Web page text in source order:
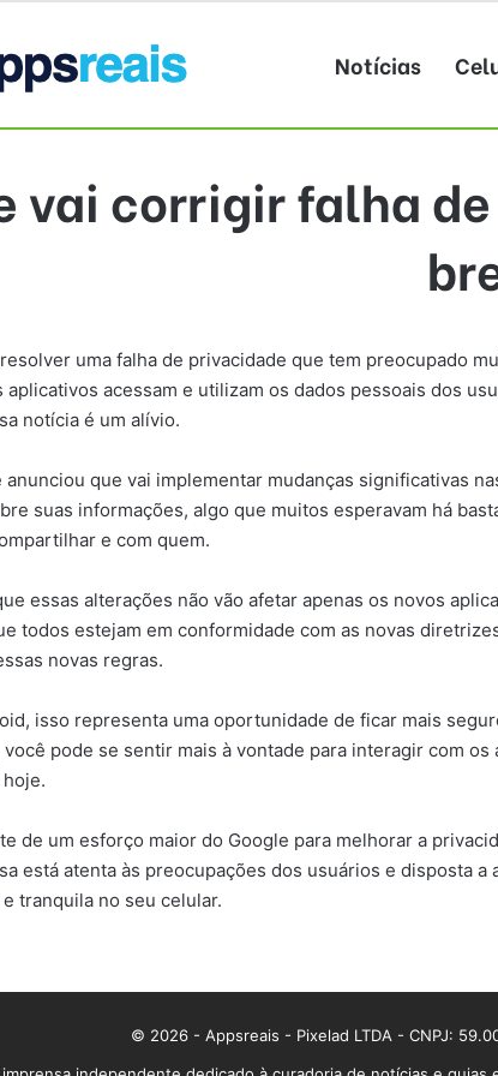
Notícias
vai corrigir falha
uma falha de privacidade que tem preocupado
acessam e utilizam os dados pessoais dos
notícia é um alívio.
anunciou que vai implementar mudanças significativas
suas informações, algo que muitos esperavam há
e com quem.
essas alterações não vão afetar apenas os novos
todos estejam em conformidade com as novas
novas regras.
isso representa uma oportunidade de ficar mais
pode se sentir mais à vontade para interagir com
de um esforço maior do Google para melhorar a
está atenta às preocupações dos usuários e disposta
tranquila no seu celular.
© 2026 - Appsreais - Pixelad LTDA - CNPJ: